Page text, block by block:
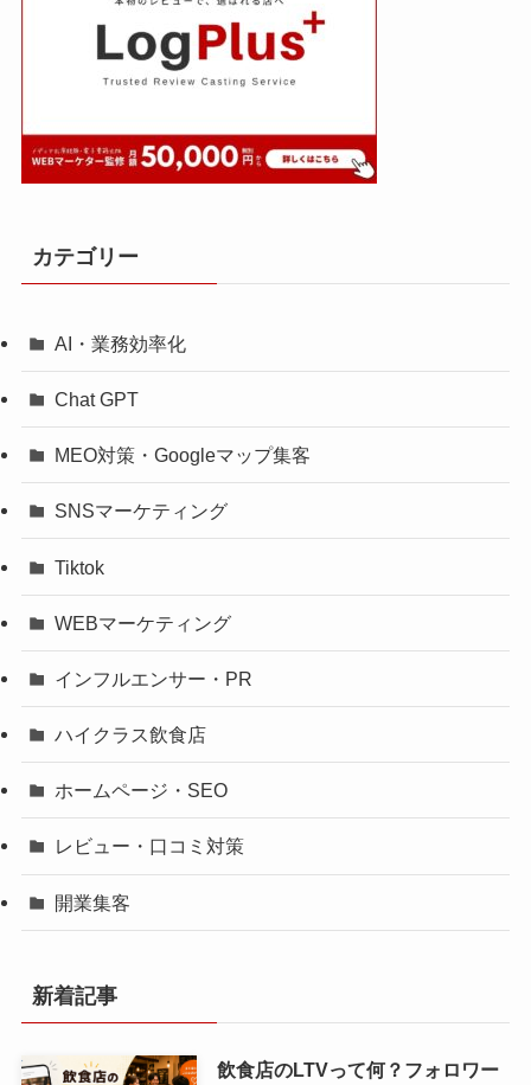
カテゴリー
AI・業務効率化
Chat GPT
MEO対策・Googleマップ集客
SNSマーケティング
Tiktok
WEBマーケティング
インフルエンサー・PR
ハイクラス飲食店
ホームページ・SEO
レビュー・口コミ対策
開業集客
新着記事
飲食店のLTVって何？フォロワー